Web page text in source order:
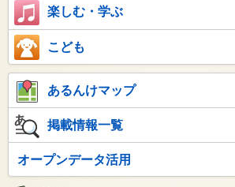
楽しむ・学ぶ
こども
あるんけマップ
掲載情報一覧
オープンデータ活用